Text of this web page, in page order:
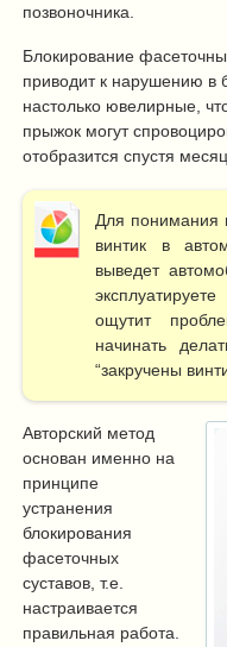
позвоночника.
Блокирование
приводит к нарушению в
настолько ювелирные,
прыжок могут
отобразится спустя
Для понимания
винтик в
выведет
ощутит
начинать
“закручены
Авторский метод
основан именно на
принципе
устранения
блокирования
фасеточных
суставов, т.е.
настраивается
правильная работа.